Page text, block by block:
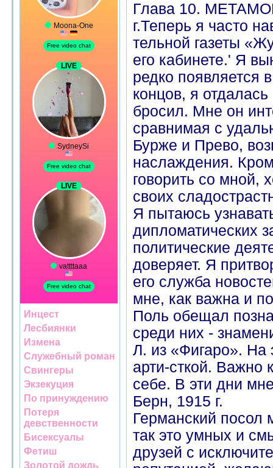
Инцест
Лесбиянки
Измена
Служебный роман
Свингеры
Экзекуция
По принуждению
Потеря
девственности
Бисексуалы
Фетиш
Золотой дождь
Глава 10.
г.Теперь я часто
тельной газеты
его кабинете.' Я
редко появляется
концов, я
бросил. Мне он
сравнимая с
Бурже и Прево,
наслаждения.
говорить со мной,
своих
Я пытаюсь
дипломатических
политические
доверяет. Я
его служба
мне, как важна и
Поль обещал
среди них -
Л. из «Фигаро». На
арти-сткой. Важно
себе. В эти дни
Берн, 1915 г.
Германский посол
так это умных и
друзей с